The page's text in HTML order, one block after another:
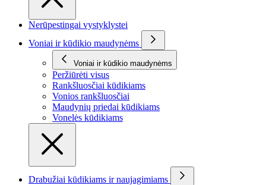
Nerūpestingai vystyklystei
Voniai ir kūdikio maudynėms
Voniai ir kūdikio maudynėms
Peržiūrėti visus
Rankšluosčiai kūdikiams
Vonios rankšluosčiai
Maudynių priedai kūdikiams
Vonelės kūdikiams
Drabužiai kūdikiams ir naujagimiams